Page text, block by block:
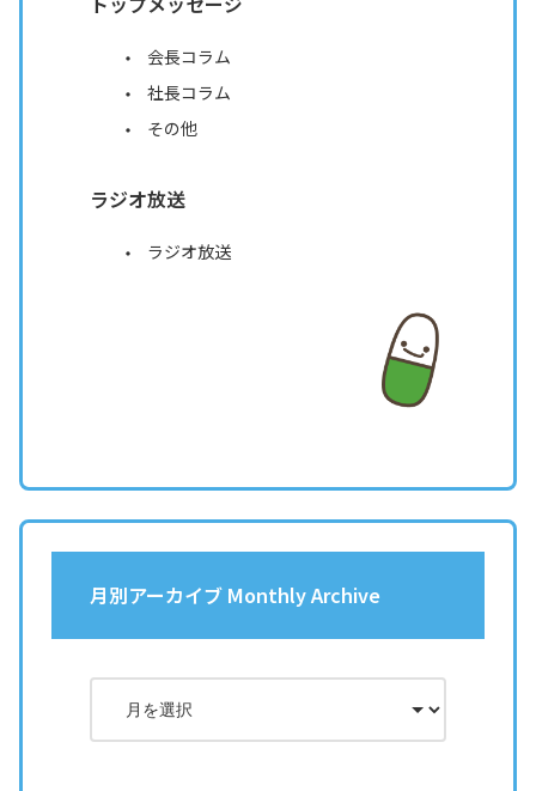
会長コラム
社長コラム
その他
ラジオ放送
ラジオ放送
月別アーカイブ Monthly Archive